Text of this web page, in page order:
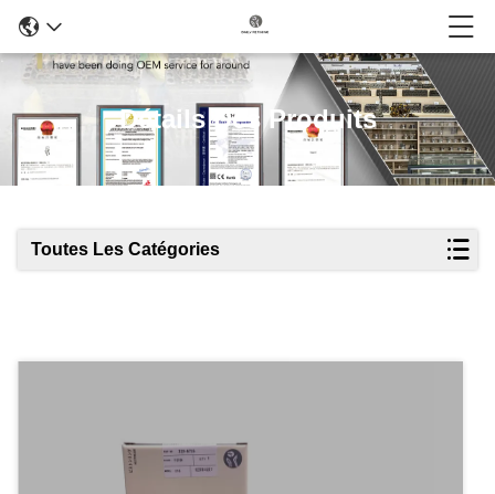
Détails Des Produits
Toutes Les Catégories